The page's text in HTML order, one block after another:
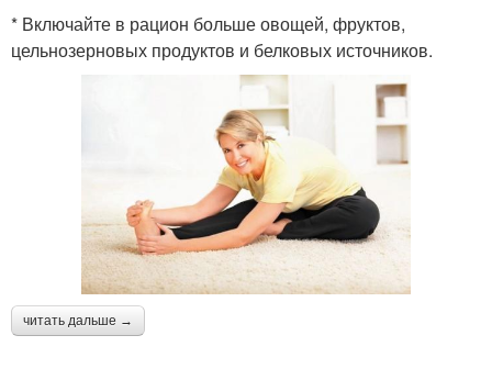
* Включайте в рацион больше овощей, фруктов,
цельнозерновых продуктов и белковых источников.
читать дальше →